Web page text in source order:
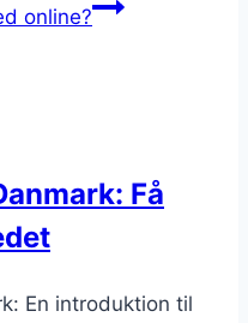
online?
Få
En introduktion til